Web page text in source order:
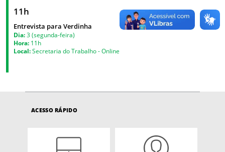
11h
Entrevista para Verdinha
Dia:3 (segunda-feira)
Hora: 11h
Local:Secretaria do Trabalho - Online
ACESSO RÁPIDO